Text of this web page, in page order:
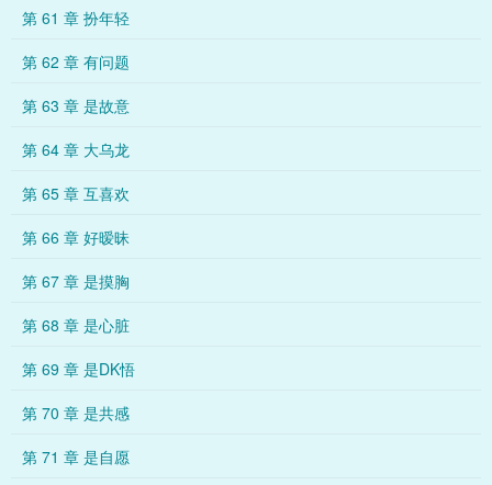
第 61 章 扮年轻
第 62 章 有问题
第 63 章 是故意
第 64 章 大乌龙
第 65 章 互喜欢
第 66 章 好暧昧
第 67 章 是摸胸
第 68 章 是心脏
第 69 章 是DK悟
第 70 章 是共感
第 71 章 是自愿